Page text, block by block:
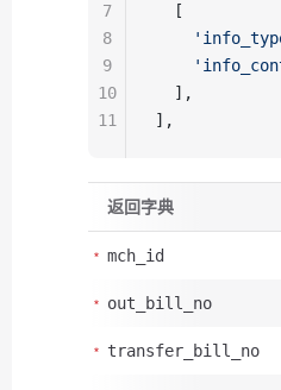
  [
  ],
],
7
8
9
10
11
返回字典
mch_id
out_bill_no
transfer_bill_no